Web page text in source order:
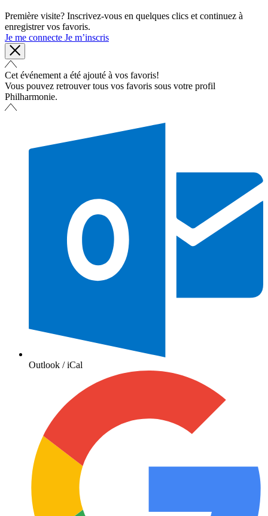
Première visite? Inscrivez-vous en quelques clics et continuez à
enregistrer vos favoris.
Je me connecte Je m’inscris
Cet événement a été ajouté à vos favoris!
Vous pouvez retrouver tous vos favoris sous votre profil
Philharmonie.
Outlook / iCal